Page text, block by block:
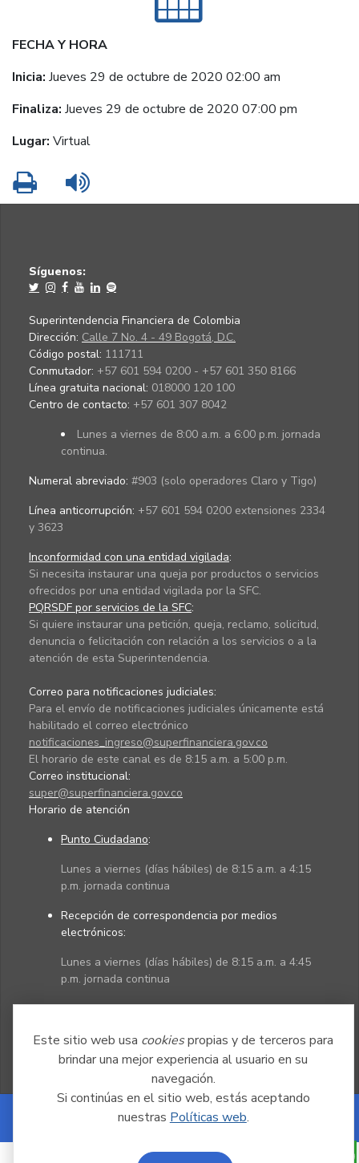
Este sitio web usa cookiespropias y de terceros para
brindar una mejor experiencia al usuario en su
navegación.
Si continúas en el sitio web, estás aceptando
nuestras Políticas web.
FECHA Y HORA
Inicia: Jueves 29 de octubre de 2020 02:00 am
Finaliza: Jueves 29 de octubre de 2020 07:00 pm
Lugar: Virtual
Imprimir
Síguenos:
Superintendencia Financiera de Colombia
Dirección: Calle 7 No. 4 - 49 Bogotá, D.C.
Código postal: 111711
Conmutador: +57 601 594 0200 - +57 601 350 8166
Línea gratuita nacional: 018000 120 100
Centro de contacto: +57 601 307 8042
Lunes a viernes de 8:00 a.m. a 6:00 p.m. jornada
continua.
Numeral abreviado: #903 (solo operadores Claro y Tigo)
Línea anticorrupción: +57 601 594 0200 extensiones 2334
y 3623
Inconformidad con una entidad vigilada:
Si necesita instaurar una queja por productos o servicios
ofrecidos por una entidad vigilada por la SFC.
PQRSDF por servicios de la SFC:
Si quiere instaurar una petición, queja, reclamo, solicitud,
denuncia o felicitación con relación a los servicios o a la
atención de esta Superintendencia.
Correo para notificaciones judiciales:
Para el envío de notificaciones judiciales únicamente está
habilitado el correo electrónico
notificaciones_ingreso@superfinanciera.gov.co
El horario de este canal es de 8:15 a.m. a 5:00 p.m.
Correo institucional:
super@superfinanciera.gov.co
Horario de atención
Punto Ciudadano:
Lunes a viernes (días hábiles) de 8:15 a.m. a 4:15
p.m. jornada continua
Recepción de correspondencia por medios
electrónicos:
Lunes a viernes (días hábiles) de 8:15 a.m. a 4:45
p.m. jornada continua
Powered by Nexura